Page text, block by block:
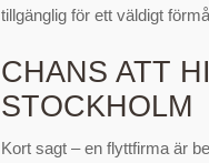
tillgänglig för ett väldigt
CHANS ATT
STOCKHOLM
Kort sagt – en flyttfirma är